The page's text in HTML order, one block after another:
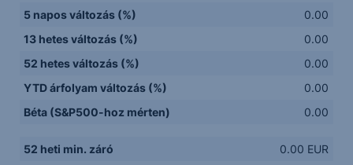
5 napos változás (%)
0.00
13 hetes változás (%)
0.00
52 hetes változás (%)
0.00
YTD árfolyam változás (%)
0.00
Béta (S&P500-hoz mérten)
0.00
52 heti min. záró
0.00 EUR